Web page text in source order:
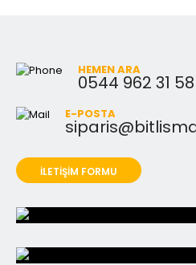
HEMEN ARA
0544 962 31 58
E-POSTA
İLETİŞİM FORMU